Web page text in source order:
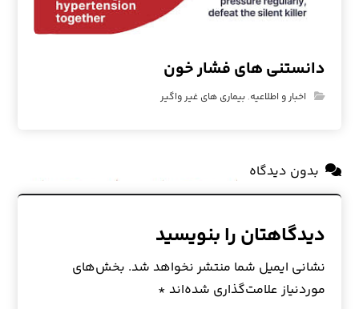
دانستنی های فشار خون
اخبار و اطلاعیه,بیماری های غیر واگیر
بدون دیدگاه
دیدگاهتان را بنویسید
نشانی ایمیل شما منتشر نخواهد شد. بخش‌های
موردنیاز علامت‌گذاری شده‌اند *